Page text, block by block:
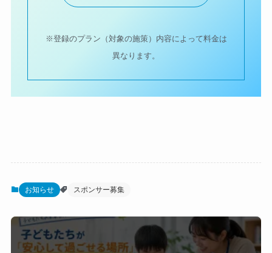
※登録のプラン（対象の施策）内容によって料金は
異なります。
お知らせ スポンサー募集